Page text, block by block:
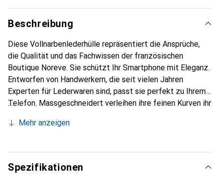
Beschreibung
Diese Vollnarbenlederhülle repräsentiert die Ansprüche,
die Qualität und das Fachwissen der französischen
Boutique Noreve. Sie schützt Ihr Smartphone mit Eleganz.
Entworfen von Handwerkern, die seit vielen Jahren
Experten für Lederwaren sind, passt sie perfekt zu Ihrem
Telefon. Massgeschneidert verleihen ihre feinen Kurven ihr
unverzichtbaren Accessoire für Ihr Smartphone.
die Marke Noreve eine zuverlässige Wahl für eine
anspruchsvolle Kundschaft.
Mehr anzeigen
Spezifikationen